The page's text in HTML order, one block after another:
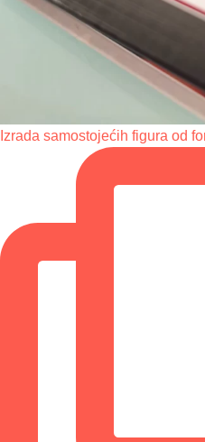
Izrada samostojećih figura od